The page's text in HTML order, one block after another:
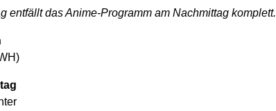
entfällt das Anime-Programm am Nachmittag komplett.